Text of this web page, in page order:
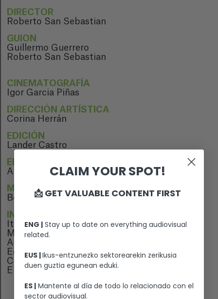
DIRECTOR
Roberto San Sebastian
GUION
Guillermo Guerrero
Roberto San Sebastian
CINEMATOGRAFÍA
Igor Garcia Piñas
DIRECCIÓN ARTÍSTICA
Corina Herrán
EDICIÓN
Lander Castro
EDICIÓN DE SONIDO
Ane Zugaza
MÚSICA
Beatriz Lopez Nogales
INTÉRPRETES
Itziar Ituño
Melisa Barrera
Ane Gabarain
Edurne Azkarate
Camila Rojas
Emilia Carranza
CLAIM YOUR SPOT!
📩 GET VALUABLE CONTENT FIRST
ENG | Stay up to date on everything audiovisual
related.
EUS |Ikus-entzunezko sektorearekin zerikusia
duen guztia egunean eduki.
ES | Mantente al día de todo lo relacionado con el
sector audiovisual.